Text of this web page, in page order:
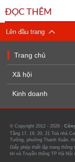
ĐỌC THÊM
Lên đầu trang
Trang chủ
Xã hội
Kinh doanh
© Copyright 2012 - 2026 -
Tầng 17, 19, 20, 21 Toà nhà
Tưởng, phường Thanh Xuân,
Giấy phép thiết lập trang
tin và Truyền thông TP Hà Nội